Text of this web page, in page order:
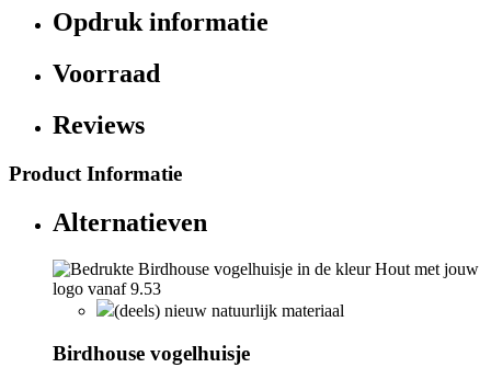
Opdruk informatie
Voorraad
Reviews
Product Informatie
Alternatieven
(deels) nieuw natuurlijk materiaal
Birdhouse vogelhuisje